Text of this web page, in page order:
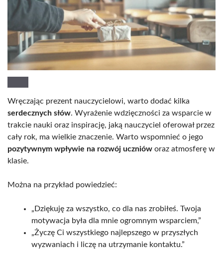
Wręczając prezent nauczycielowi, warto dodać kilka
serdecznych słów. Wyrażenie wdzięczności za wsparcie w
trakcie nauki oraz inspirację, jaką nauczyciel oferował przez
cały rok, ma wielkie znaczenie. Warto wspomnieć o jego
pozytywnym wpływie na rozwój uczniów oraz atmosferę w
klasie.
Można na przykład powiedzieć:
„Dziękuję za wszystko, co dla nas zrobiłeś. Twoja
motywacja była dla mnie ogromnym wsparciem,”
„Życzę Ci wszystkiego najlepszego w przyszłych
wyzwaniach i liczę na utrzymanie kontaktu.”